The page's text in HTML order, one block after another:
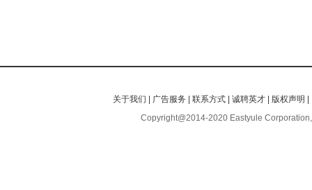
关于我们 广告服务 |联系方式 |诚聘英才 版权声明
Copyright@2014-2020 Eastyule